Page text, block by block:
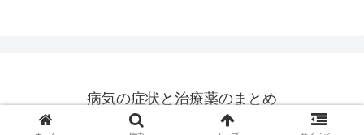
病気の症状と治療薬のまとめ
© 2014 病気の症状と治療薬のまとめ.